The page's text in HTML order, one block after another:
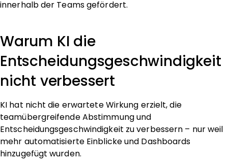
innerhalb der Teams gefördert.
Warum KI die
Entscheidungsgeschwindigkeit
nicht verbessert
KI hat nicht die erwartete Wirkung erzielt, die
teamübergreifende Abstimmung und
Entscheidungsgeschwindigkeit zu verbessern – nur weil
mehr automatisierte Einblicke und Dashboards
hinzugefügt wurden.